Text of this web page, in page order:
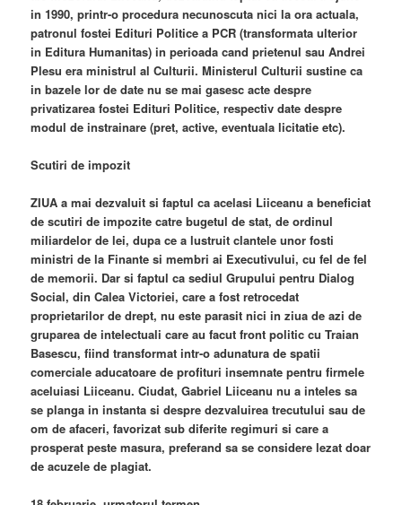
in 1990, printr-o procedura necunoscuta nici la ora actuala,
patronul fostei Edituri Politice a PCR (transformata ulterior
in Editura Humanitas) in perioada cand prietenul sau Andrei
Plesu era ministrul al Culturii. Ministerul Culturii sustine ca
in bazele lor de date nu se mai gasesc acte despre
privatizarea fostei Edituri Politice, respectiv date despre
modul de instrainare (pret, active, eventuala licitatie etc).
Scutiri de impozit
ZIUA a mai dezvaluit si faptul ca acelasi Liiceanu a beneficiat
de scutiri de impozite catre bugetul de stat, de ordinul
miliardelor de lei, dupa ce a lustruit clantele unor fosti
ministri de la Finante si membri ai Executivului, cu fel de fel
de memorii. Dar si faptul ca sediul Grupului pentru Dialog
Social, din Calea Victoriei, care a fost retrocedat
proprietarilor de drept, nu este parasit nici in ziua de azi de
gruparea de intelectuali care au facut front politic cu Traian
Basescu, fiind transformat intr-o adunatura de spatii
comerciale aducatoare de profituri insemnate pentru firmele
aceluiasi Liiceanu. Ciudat, Gabriel Liiceanu nu a inteles sa
se planga in instanta si despre dezvaluirea trecutului sau de
om de afaceri, favorizat sub diferite regimuri si care a
prosperat peste masura, preferand sa se considere lezat doar
de acuzele de plagiat.